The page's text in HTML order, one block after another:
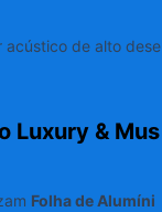
acústico de alto dese
Luxury & Mus
Folha de Alumíni